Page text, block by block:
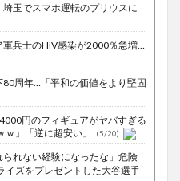
埼玉でスマホ運転のプリウスに
兵士のHIV感染が2000％急増…
周年…「平和の価値をより堅固
円のフィギュアがヤバすぎる
」「逆に超安い」
(5/20)
れない経験になったな」危険
イズをプレゼントした大谷選手